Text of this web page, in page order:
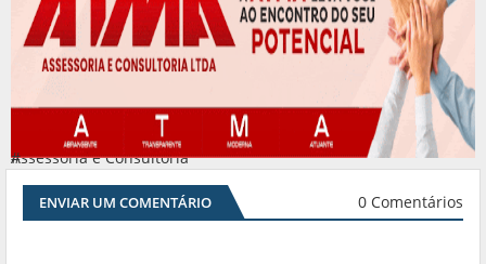
Assessoria e Consultoria
#
ENVIAR UM COMENTÁRIO 0 Comentários